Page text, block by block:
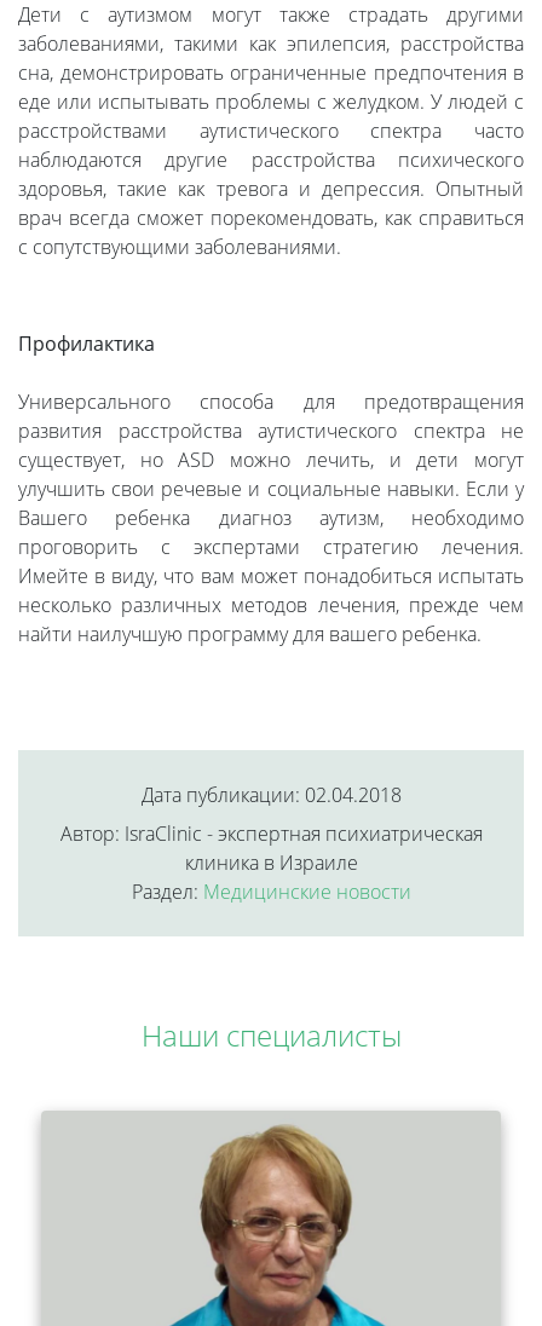
Дети с аутизмом могут также страдать другими
заболеваниями, такими как эпилепсия, расстройства
сна, демонстрировать ограниченные предпочтения в
еде или испытывать проблемы с желудком. У людей с
расстройствами аутистического спектра часто
наблюдаются другие расстройства психического
здоровья, такие как тревога и депрессия. Опытный
врач всегда сможет порекомендовать, как справиться
с сопутствующими заболеваниями.
Профилактика
Универсального способа для предотвращения
развития расстройства аутистического спектра не
существует, но ASD можно лечить, и дети могут
улучшить свои речевые и социальные навыки. Если у
Вашего ребенка диагноз аутизм, необходимо
проговорить с экспертами стратегию лечения.
Имейте в виду, что вам может понадобиться испытать
несколько различных методов лечения, прежде чем
найти наилучшую программу для вашего ребенка.
Дата публикации: 02.04.2018
Автор: IsraClinic - экспертная психиатрическая
клиника в Израиле
Раздел: Медицинские новости
Наши специалисты